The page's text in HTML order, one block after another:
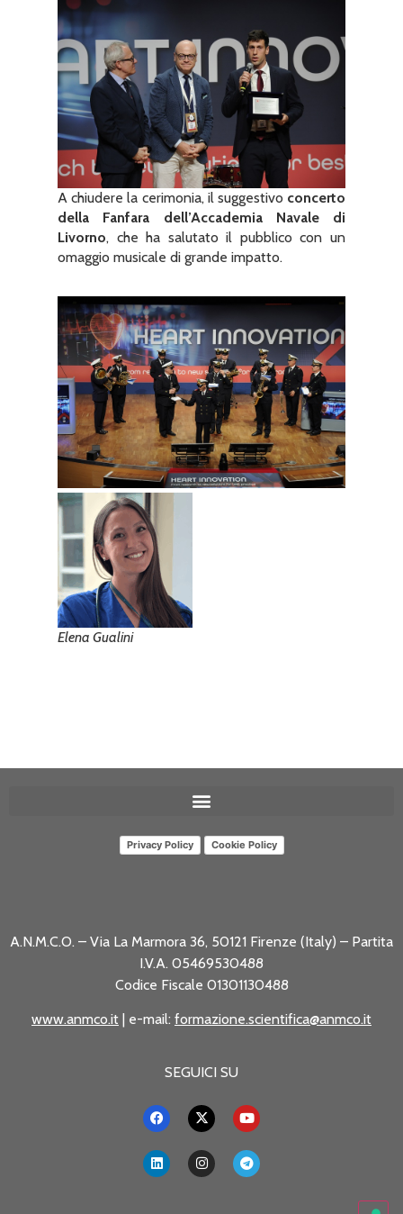
A chiudere la cerimonia, il suggestivo concerto
della Fanfara dell’Accademia Navale di
Livorno, che ha salutato il pubblico con un
omaggio musicale di grande impatto.
Elena Gualini
Privacy Policy Cookie Policy
A.N.M.C.O. – Via La Marmora 36, 50121 Firenze (Italy) – Partita
I.V.A. 05469530488
Codice Fiscale 01301130488
www.anmco.it | e-mail: formazione.scientifica@anmco.it
SEGUICI SU